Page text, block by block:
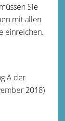
Sie
mit allen
einreichen.
A der
2018)